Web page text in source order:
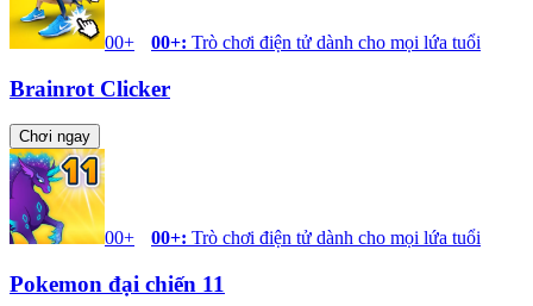
00+ 00+: Trò chơi điện tử dành cho mọi lứa tuổi
Brainrot Clicker
Chơi ngay
00+ 00+: Trò chơi điện tử dành cho mọi lứa tuổi
Pokemon đại chiến 11